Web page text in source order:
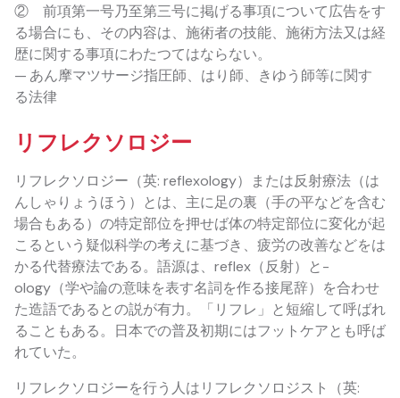
② 前項第一号乃至第三号に掲げる事項について広告をす
る場合にも、その内容は、施術者の技能、施術方法又は経
歴に関する事項にわたつてはならない。
— あん摩マツサージ指圧師、はり師、きゆう師等に関す
る法律
リフレクソロジー
リフレクソロジー（英: reflexology）または反射療法（は
んしゃりょうほう）とは、主に足の裏（手の平などを含む
場合もある）の特定部位を押せば体の特定部位に変化が起
こるという疑似科学の考えに基づき、疲労の改善などをは
かる代替療法である。語源は、reflex（反射）と-
ology（学や論の意味を表す名詞を作る接尾辞）を合わせ
た造語であるとの説が有力。「リフレ」と短縮して呼ばれ
ることもある。日本での普及初期にはフットケアとも呼ば
れていた。
リフレクソロジーを行う人はリフレクソロジスト（英: